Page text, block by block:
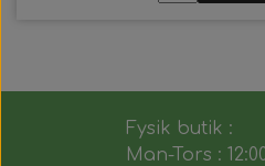
Fysik butik :
Man-Tors :